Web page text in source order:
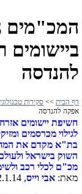
המכ"מים
להנדסה
דף הבית >> סקירות
אפקה להנדסה
חשיפת יישומים
לגילוי מכרסמים
בת"א מקדם את
השוק בישראל
מכ"ם לכלי רכב
מאת: אבי וייס, 12.1.14, 09:00